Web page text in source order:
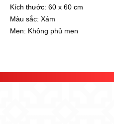
Kích thước: 60 x 60 cm
Màu sắc: Xám
Men: Không phủ men